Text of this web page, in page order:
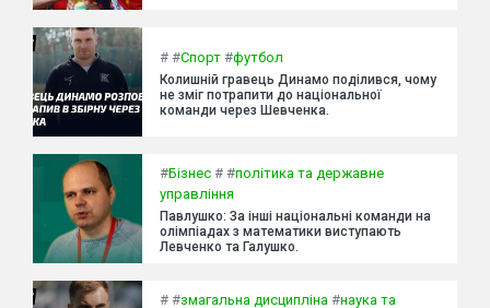
# #Спорт #футбол
Колишній гравець Динамо поділився, чому
не зміг потрапити до національної
команди через Шевченка.
#Бізнес # #політика та державне
управління
Павлушко: За інші національні команди на
олімпіадах з математики виступають
Левченко та Галушко.
# #змагальна дисципліна #наука та